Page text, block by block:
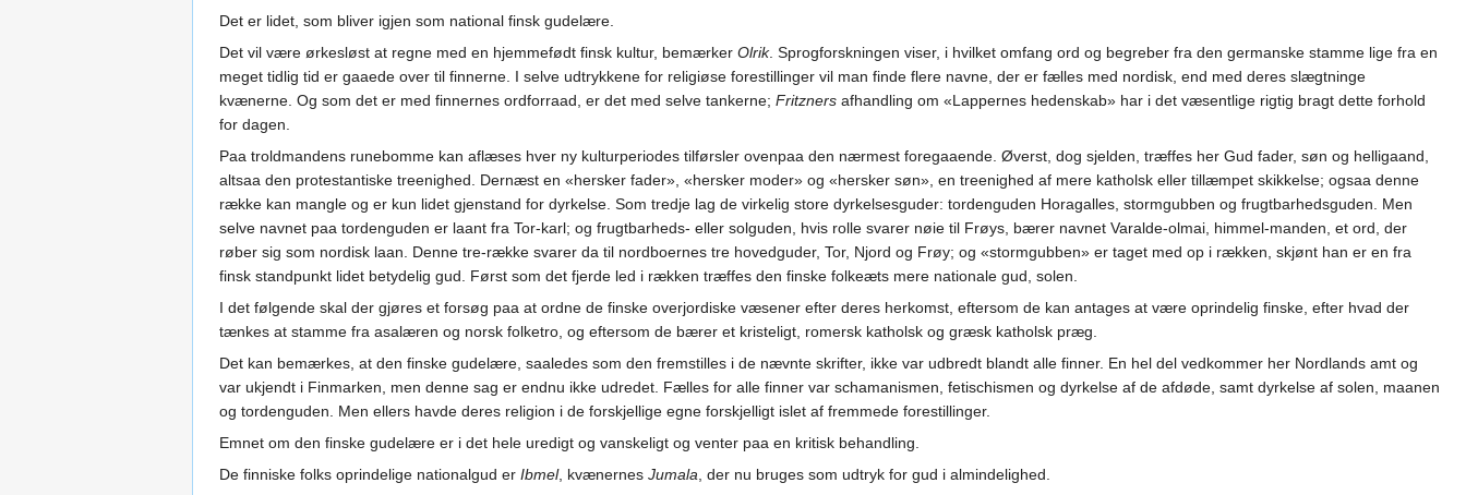
Det er lidet, som bliver igjen som national finsk gudelære.
Det vil være ørkesløst at regne med en hjemmefødt finsk kultur, bemærker Olrik. Sprogforskningen viser, i hvilket omfang ord og begreber fra den germanske stamme lige fra en
meget tidlig tid er gaaede over til finnerne. I selve udtrykkene for religiøse forestillinger vil man finde flere navne, der er fælles med nordisk, end med deres slægtninge
kvænerne. Og som det er med finnernes ordforraad, er det med selve tankerne; Fritzners afhandling om «Lappernes hedenskab» har i det væsentlige rigtig bragt dette forhold
for dagen.
Paa troldmandens runebomme kan aflæses hver ny kulturperiodes tilførsler ovenpaa den nærmest foregaaende. Øverst, dog sjelden, træffes her Gud fader, søn og helligaand,
altsaa den protestantiske treenighed. Dernæst en «hersker fader», «hersker moder» og «hersker søn», en treenighed af mere katholsk eller tillæmpet skikkelse; ogsaa denne
række kan mangle og er kun lidet gjenstand for dyrkelse. Som tredje lag de virkelig store dyrkelsesguder: tordenguden Horagalles, stormgubben og frugtbarhedsguden. Men
selve navnet paa tordenguden er laant fra Tor-karl; og frugtbarheds- eller solguden, hvis rolle svarer nøie til Frøys, bærer navnet Varalde-olmai, himmel-manden, et ord, der
røber sig som nordisk laan. Denne tre-række svarer da til nordboernes tre hovedguder, Tor, Njord og Frøy; og «stormgubben» er taget med op i rækken, skjønt han er en fra
finsk standpunkt lidet betydelig gud. Først som det fjerde led i rækken træffes den finske folkeæts mere nationale gud, solen.
I det følgende skal der gjøres et forsøg paa at ordne de finske overjordiske væsener efter deres herkomst, eftersom de kan antages at være oprindelig finske, efter hvad der
tænkes at stamme fra asalæren og norsk folketro, og eftersom de bærer et kristeligt, romersk katholsk og græsk katholsk præg.
Det kan bemærkes, at den finske gudelære, saaledes som den fremstilles i de nævnte skrifter, ikke var udbredt blandt alle finner. En hel del vedkommer her Nordlands amt og
var ukjendt i Finmarken, men denne sag er endnu ikke udredet. Fælles for alle finner var schamanismen, fetischismen og dyrkelse af de afdøde, samt dyrkelse af solen, maanen
og tordenguden. Men ellers havde deres religion i de forskjellige egne forskjelligt islet af fremmede forestillinger.
Emnet om den finske gudelære er i det hele uredigt og vanskeligt og venter paa en kritisk behandling.
De finniske folks oprindelige nationalgud er Ibmel, kvænernes Jumala, der nu bruges som udtryk for gud i almindelighed.